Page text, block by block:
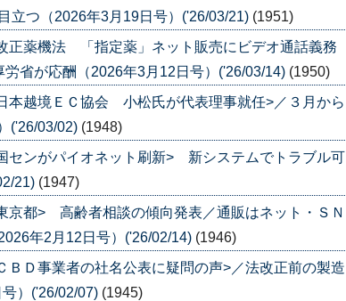
立つ（2026年3月19日号）('26/03/21) (1951)
正薬機法 「指定薬」ネット販売にビデオ通話義務
省が応酬（2026年3月12日号）('26/03/14) (1950)
本越境ＥＣ協会 小松氏が代表理事就任>／３月から
('26/03/02) (1948)
センがパイオネット刷新> 新システムでトラブル可
21) (1947)
京都> 高齢者相談の傾向発表／通販はネット・ＳＮ
年2月12日号）('26/02/14) (1946)
Ｄ事業者の社名公表に疑問の声>／法改正前の製造
）('26/02/07) (1945)